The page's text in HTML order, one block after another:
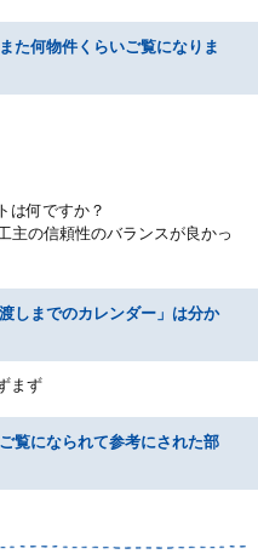
た何物件くらいご覧になりま
は何ですか？
主の信頼性のバランスが良かっ
しまでのカレンダー」は分か
まず
覧になられて参考にされた部